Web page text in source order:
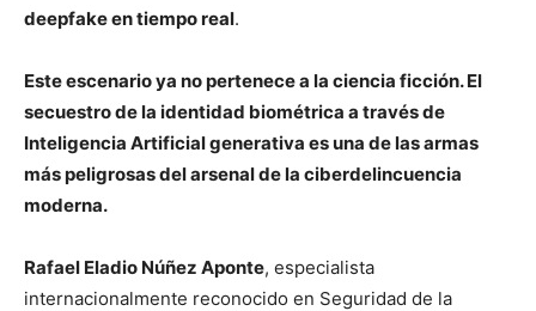
deepfake en tiempo real.
Este escenario ya no pertenece a la ciencia ficción. El
secuestro de la identidad biométrica a través de
Inteligencia Artificial generativa es una de las armas
más peligrosas del arsenal de la ciberdelincuencia
moderna.
Rafael Eladio Núñez Aponte, especialista
internacionalmente reconocido en Seguridad de la